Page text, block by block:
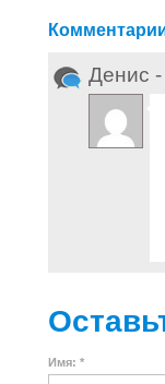
Денис -
Имя: *